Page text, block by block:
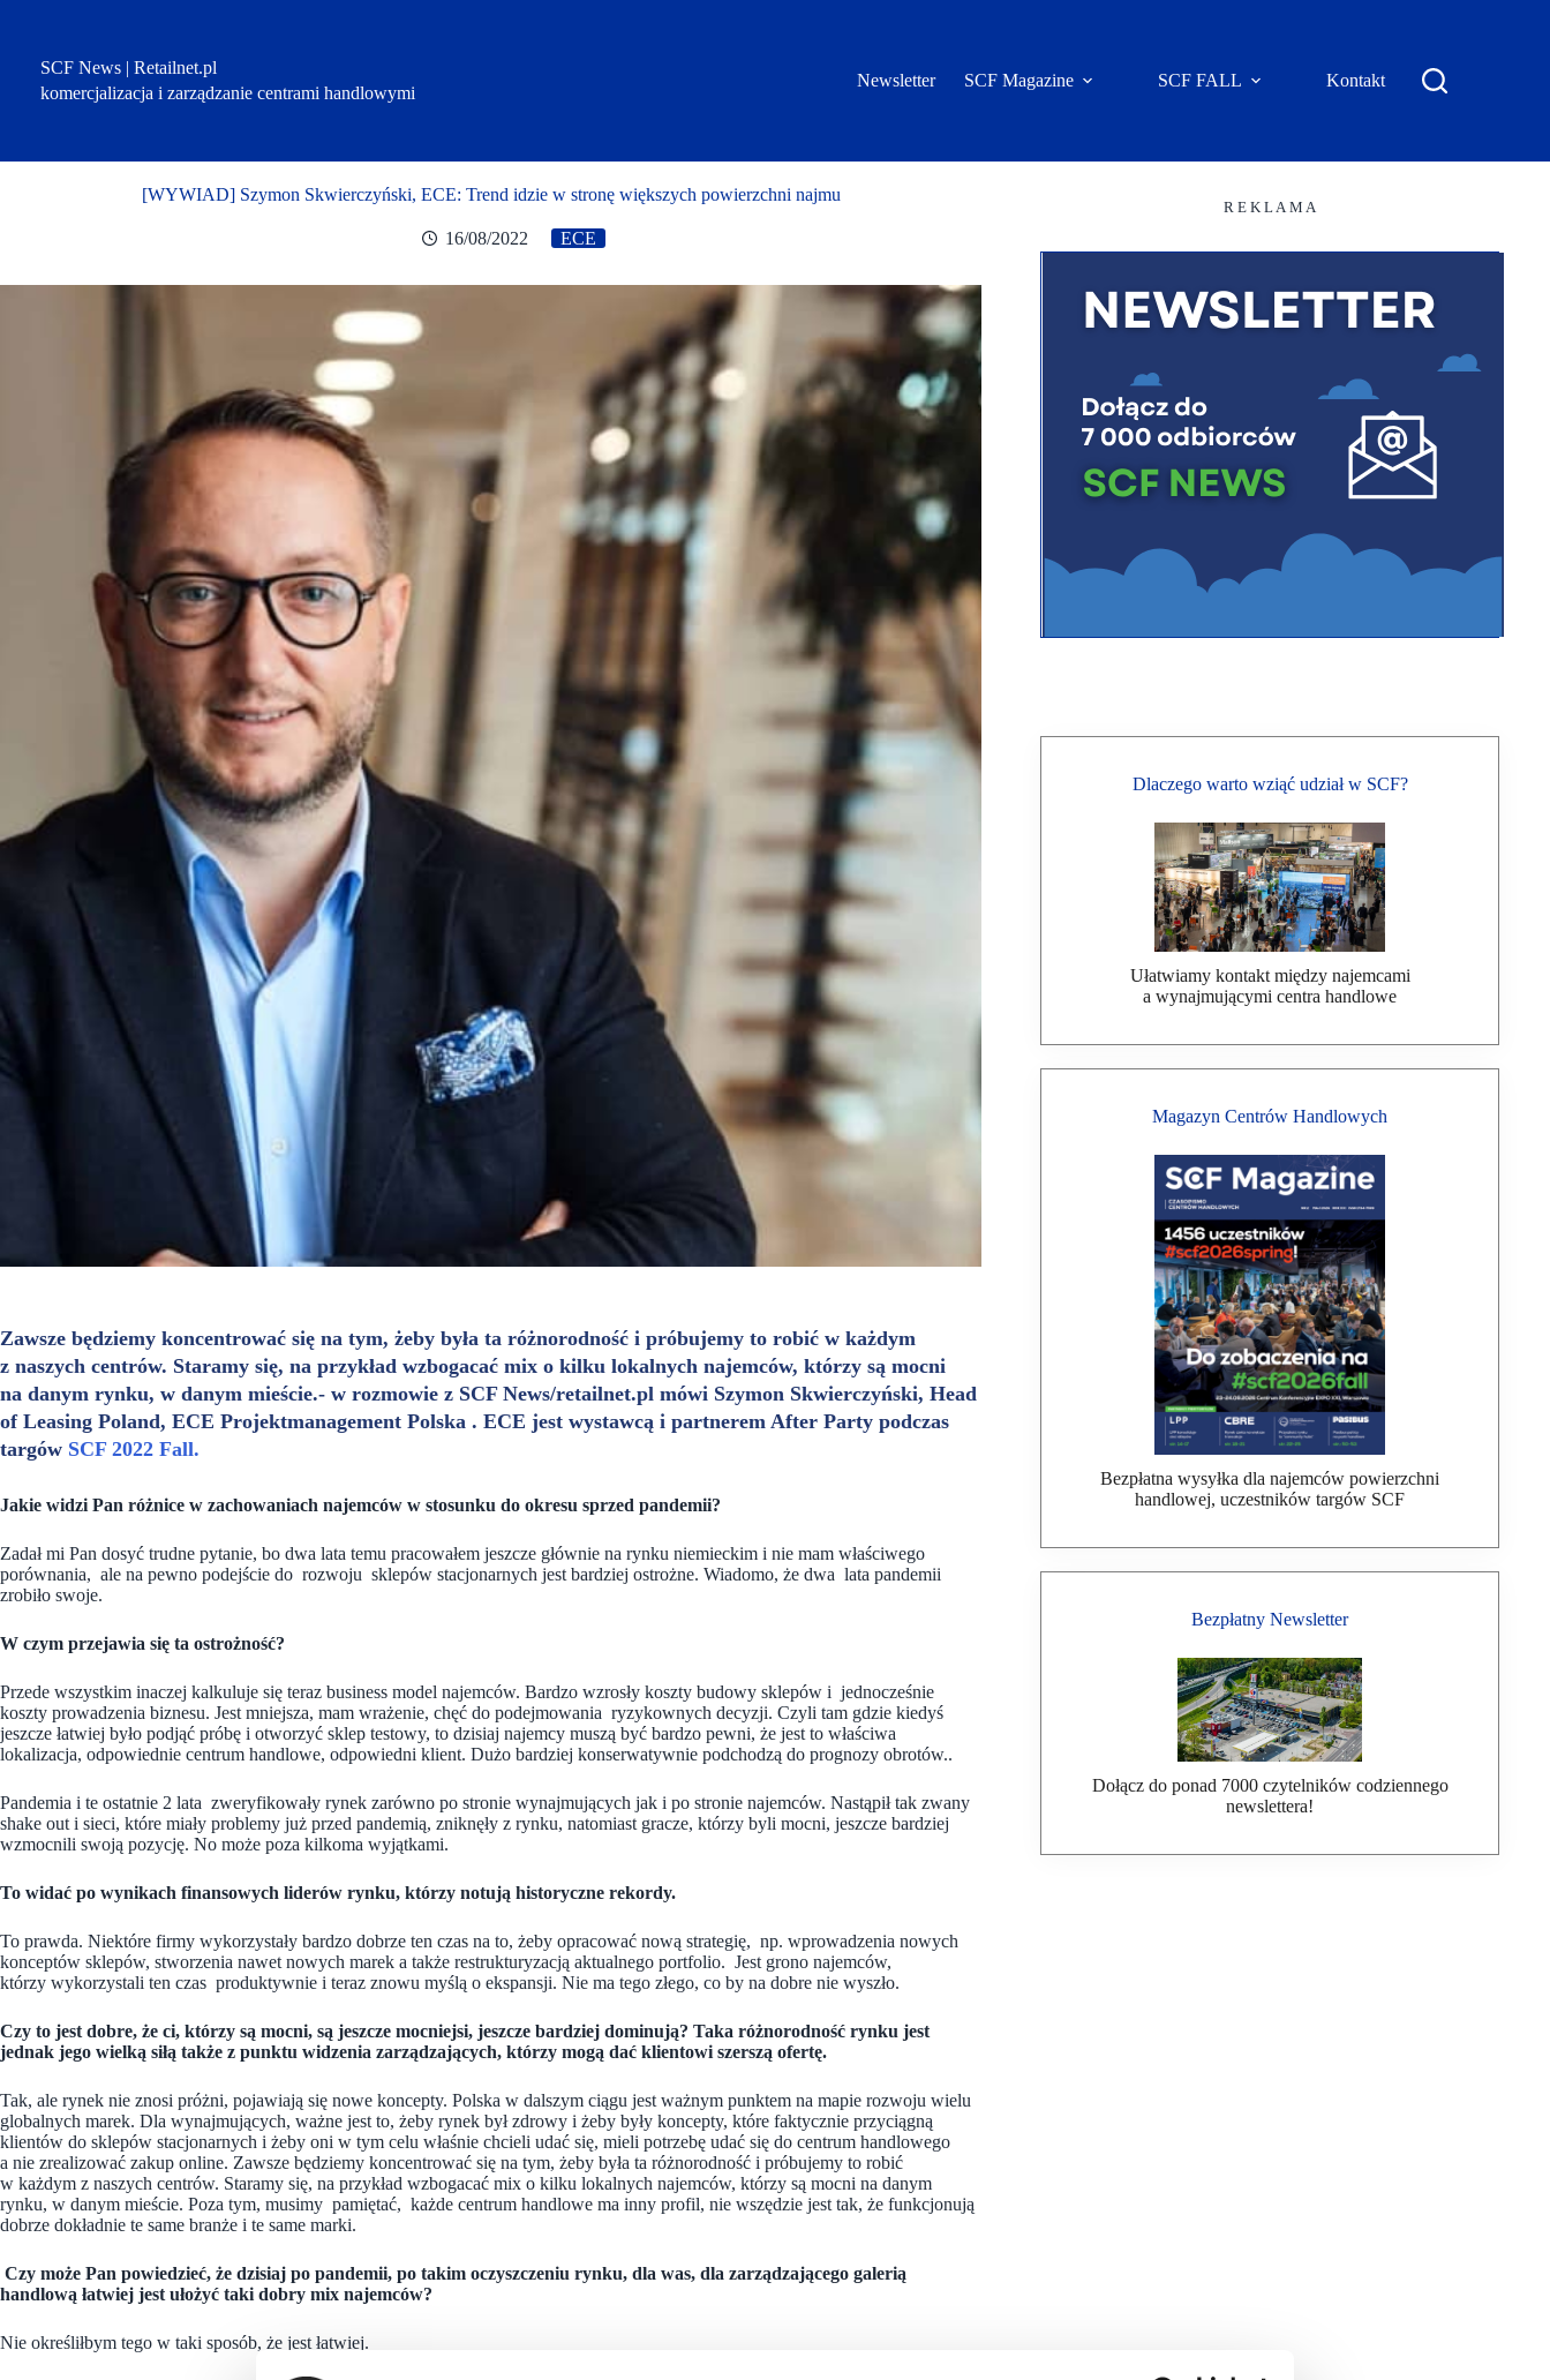
SCF News | Retailnet.pl
komercjalizacja i zarządzanie centrami handlowymi
Newsletter SCF Magazine SCF FALL Kontakt
[WYWIAD] Szymon Skwierczyński, ECE: Trend idzie w stronę większych powierzchni najmu
16/08/2022 ECE
Zawsze będziemy koncentrować się na tym, żeby była ta różnorodność i próbujemy to robić w każdym
z naszych centrów. Staramy się, na przykład wzbogacać mix o kilku lokalnych najemców, którzy są mocni
na danym rynku, w danym mieście.- w rozmowie z SCF News/retailnet.pl mówi Szymon Skwierczyński, Head
of Leasing Poland, ECE Projektmanagement Polska . ECE jest wystawcą i partnerem After Party podczas
targów SCF 2022 Fall.
Jakie widzi Pan różnice w zachowaniach najemców w stosunku do okresu sprzed pandemii?
Zadał mi Pan dosyć trudne pytanie, bo dwa lata temu pracowałem jeszcze głównie na rynku niemieckim i nie mam właściwego
porównania, ale na pewno podejście do rozwoju sklepów stacjonarnych jest bardziej ostrożne. Wiadomo, że dwa lata pandemii
zrobiło swoje.
W czym przejawia się ta ostrożność?
Przede wszystkim inaczej kalkuluje się teraz business model najemców. Bardzo wzrosły koszty budowy sklepów i jednocześnie
koszty prowadzenia biznesu. Jest mniejsza, mam wrażenie, chęć do podejmowania ryzykownych decyzji. Czyli tam gdzie kiedyś
jeszcze łatwiej było podjąć próbę i otworzyć sklep testowy, to dzisiaj najemcy muszą być bardzo pewni, że jest to właściwa
lokalizacja, odpowiednie centrum handlowe, odpowiedni klient. Dużo bardziej konserwatywnie podchodzą do prognozy obrotów..
Pandemia i te ostatnie 2 lata zweryfikowały rynek zarówno po stronie wynajmujących jak i po stronie najemców. Nastąpił tak zwany
shake out i sieci, które miały problemy już przed pandemią, zniknęły z rynku, natomiast gracze, którzy byli mocni, jeszcze bardziej
wzmocnili swoją pozycję. No może poza kilkoma wyjątkami.
To widać po wynikach finansowych liderów rynku, którzy notują historyczne rekordy.
To prawda. Niektóre firmy wykorzystały bardzo dobrze ten czas na to, żeby opracować nową strategię, np. wprowadzenia nowych
konceptów sklepów, stworzenia nawet nowych marek a także restrukturyzacją aktualnego portfolio. Jest grono najemców,
którzy wykorzystali ten czas produktywnie i teraz znowu myślą o ekspansji. Nie ma tego złego, co by na dobre nie wyszło.
Czy to jest dobre, że ci, którzy są mocni, są jeszcze mocniejsi, jeszcze bardziej dominują? Taka różnorodność rynku jest
jednak jego wielką siłą także z punktu widzenia zarządzających, którzy mogą dać klientowi szerszą ofertę.
Tak, ale rynek nie znosi próżni, pojawiają się nowe koncepty. Polska w dalszym ciągu jest ważnym punktem na mapie rozwoju wielu
globalnych marek. Dla wynajmujących, ważne jest to, żeby rynek był zdrowy i żeby były koncepty, które faktycznie przyciągną
klientów do sklepów stacjonarnych i żeby oni w tym celu właśnie chcieli udać się, mieli potrzebę udać się do centrum handlowego
a nie zrealizować zakup online. Zawsze będziemy koncentrować się na tym, żeby była ta różnorodność i próbujemy to robić
w każdym z naszych centrów. Staramy się, na przykład wzbogacać mix o kilku lokalnych najemców, którzy są mocni na danym
rynku, w danym mieście. Poza tym, musimy pamiętać, każde centrum handlowe ma inny profil, nie wszędzie jest tak, że funkcjonują
dobrze dokładnie te same branże i te same marki.
Czy może Pan powiedzieć, że dzisiaj po pandemii, po takim oczyszczeniu rynku, dla was, dla zarządzającego galerią
handlową łatwiej jest ułożyć taki dobry mix najemców?
Nie określiłbym tego w taki sposób, że jest łatwiej.
R E K L A M A
Dlaczego warto wziąć udział w SCF?
Ułatwiamy kontakt między najemcami
a wynajmującymi centra handlowe
Magazyn Centrów Handlowych
Bezpłatna wysyłka dla najemców powierzchni
handlowej, uczestników targów SCF
Bezpłatny Newsletter
Dołącz do ponad 7000 czytelników codziennego
newslettera!